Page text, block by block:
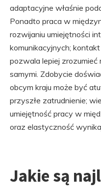
adaptacyjne właśnie
Ponadto praca w
rozwijaniu umiejętności
komunikacyjnych;
pozwala lepiej zrozumieć
samymi. Zdobycie
obcym kraju może być
przyszłe zatrudnienie;
umiejętność pracy w
oraz elastyczność
Jakie są